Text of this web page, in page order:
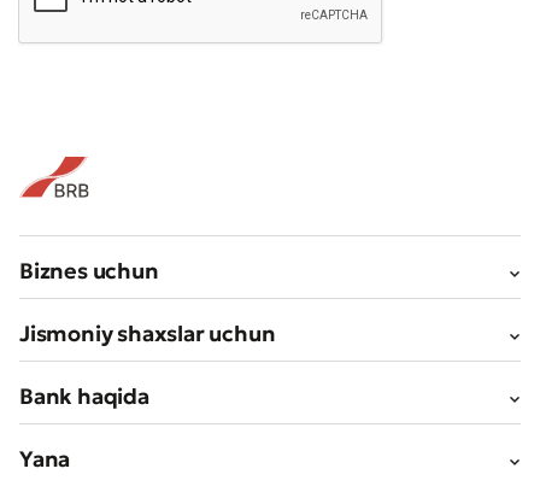
Biznes uchun
Jismoniy shaxslar uchun
Bank haqida
Yana